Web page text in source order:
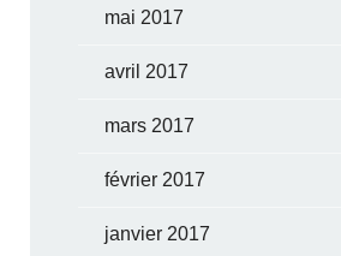
mai 2017
avril 2017
mars 2017
février 2017
janvier 2017